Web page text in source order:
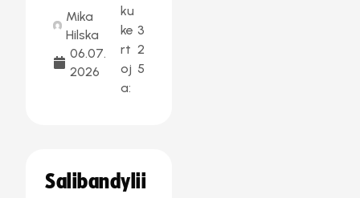
Mika
Hilska
06.07.
2026
ku
ke
rt
oj
a:
3
2
5
Salibandylii